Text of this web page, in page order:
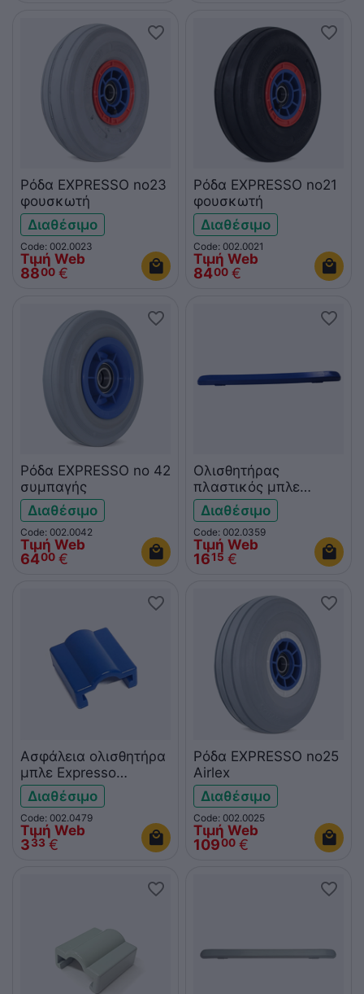
Ρόδα EXPRESSO no23
φουσκωτή
Διαθέσιμο
Code: 002.0023
Τιμή Web
8800 €
Ρόδα EXPRESSO nο21
φουσκωτή
Διαθέσιμο
Code: 002.0021
Τιμή Web
8400 €
Ρόδα EXPRESSO no 42
συμπαγής
Διαθέσιμο
Code: 002.0042
Τιμή Web
6400 €
Ολισθητήρας
πλαστικός μπλε
Expresso 3001011014
Διαθέσιμο
Code: 002.0359
Τιμή Web
1615 €
Ασφάλεια ολισθητήρα
μπλε Expresso
3001011878
Διαθέσιμο
Code: 002.0479
Τιμή Web
333 €
Ρόδα EXPRESSO no25
Airlex
Διαθέσιμο
Code: 002.0025
Τιμή Web
10900 €